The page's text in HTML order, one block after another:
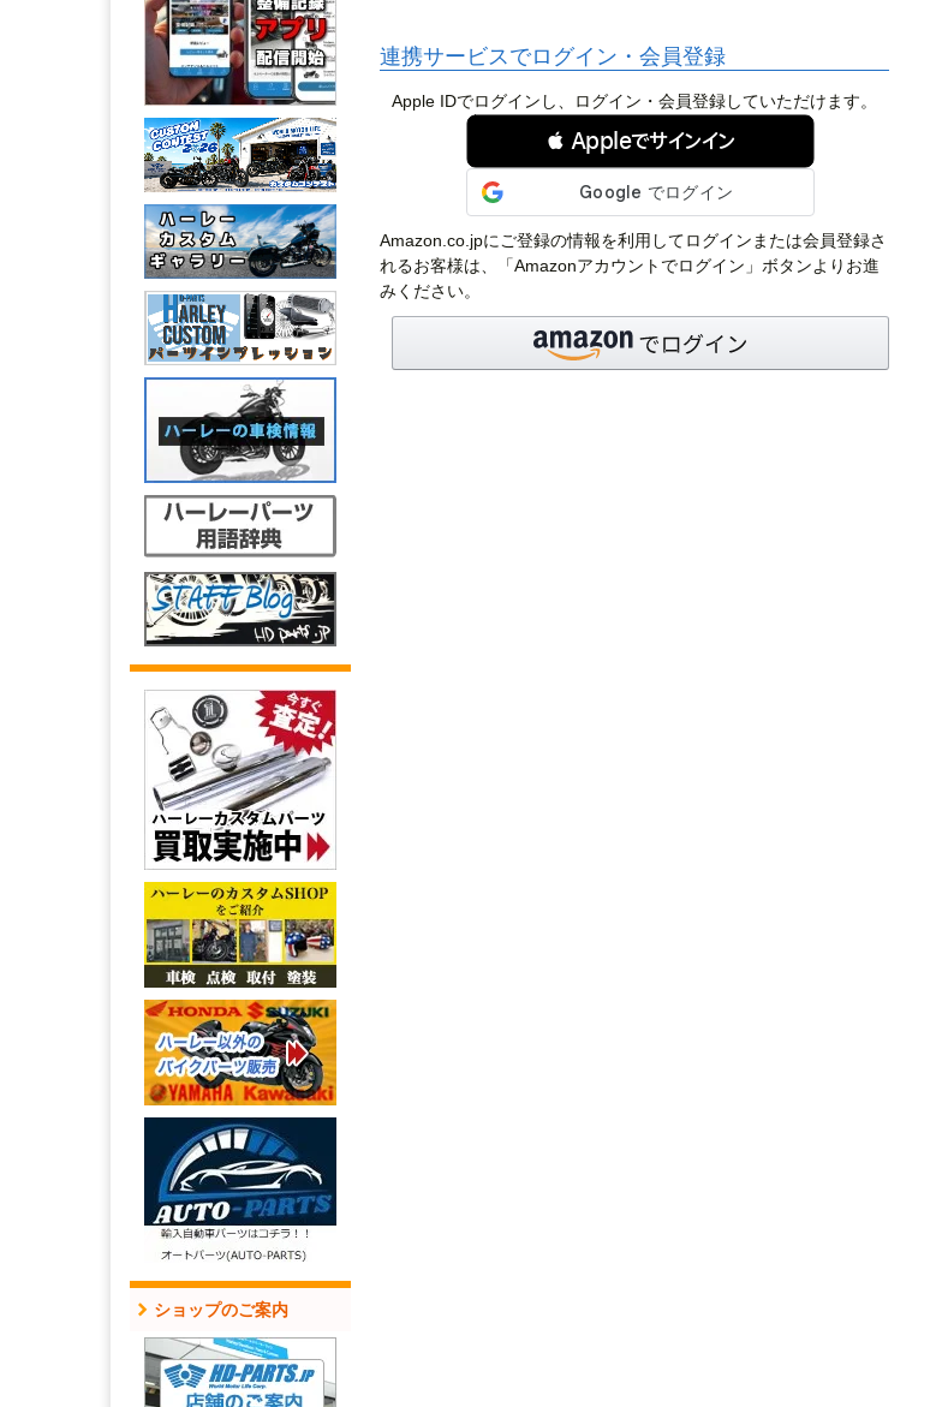
ショップのご案内
連携サービスでログイン・会員登録
Apple IDでログインし、ログイン・会員登録していただけます。
 Appleでサインイン
Amazon.co.jpにご登録の情報を利用してログインまたは会員登録さ
れるお客様は、「Amazonアカウントでログイン」ボタンよりお進
みください。